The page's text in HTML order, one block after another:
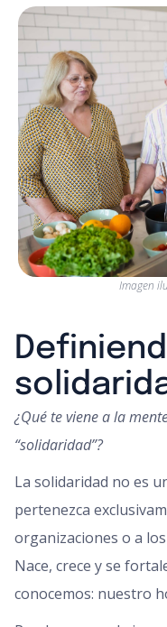
Imagen
¿Qué te viene a la
“solidaridad”?
La solidaridad no es
pertenezca
organizaciones o a
Nace, crece y se
conocemos: nuestro